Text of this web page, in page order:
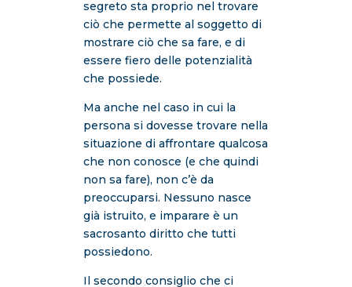
segreto sta proprio nel trovare
ciò che permette al soggetto di
mostrare ciò che sa fare, e di
essere fiero delle potenzialità
che possiede.
Ma anche nel caso in cui la
persona si dovesse trovare nella
situazione di affrontare qualcosa
che non conosce (e che quindi
non sa fare), non c’è da
preoccuparsi. Nessuno nasce
già istruito, e imparare è un
sacrosanto diritto che tutti
possiedono.
Il secondo consiglio che ci